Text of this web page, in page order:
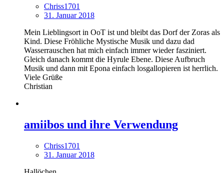
Chriss1701
31. Januar 2018
Mein Lieblingsort in OoT ist und bleibt das Dorf der Zoras als
Kind. Diese Fröhliche Mystische Musik und dazu dad
Wasserrauschen hat mich einfach immer wieder fasziniert.
Gleich danach kommt die Hyrule Ebene. Diese Aufbruch
Musik und dann mit Epona einfach losgallopieren ist herrlich.
Viele Grüße
Christian
amiibos und ihre Verwendung
Chriss1701
31. Januar 2018